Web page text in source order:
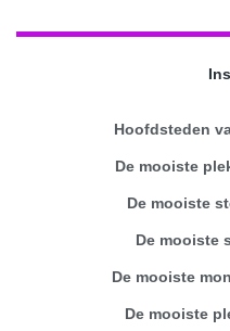
Hoofdsteden
De mooiste
De mooiste
De mooiste
De mooiste
De mooiste